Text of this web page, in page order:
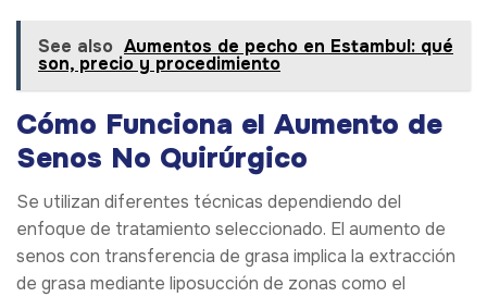
See also Aumentos de pecho en Estambul: qué
son, precio y procedimiento
Cómo Funciona el Aumento de
Senos No Quirúrgico
Se utilizan diferentes técnicas dependiendo del
enfoque de tratamiento seleccionado. El aumento de
senos con transferencia de grasa implica la extracción
de grasa mediante liposucción de zonas como el